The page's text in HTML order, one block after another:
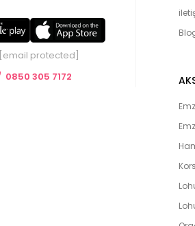
[email protected]
0850 305 7172